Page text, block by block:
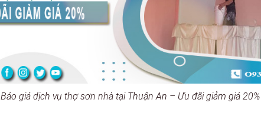
Báo giá dịch vụ thợ sơn nhà tại Thuận An – Ưu đãi giảm giá 20%